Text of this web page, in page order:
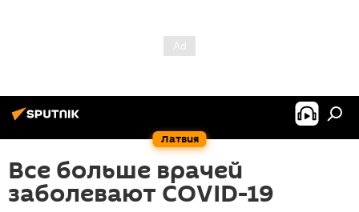
Латвия
Все больше врачей
заболевают COVID-19